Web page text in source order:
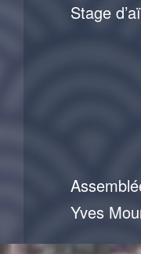
Stage
Yves